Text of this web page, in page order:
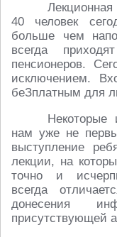
40 человек
больше чем
всегда
пенсионеров.
исключением.
беЗплатным для
Некоторые
нам уже не
выступление
лекции, на
точно и
всегда
донесения
присутствующей